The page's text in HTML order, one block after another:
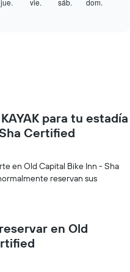
jue. vie. sáb. dom.
para tu estadía
Certified
en Old Capital Bike Inn - Sha
reservan sus
en Old